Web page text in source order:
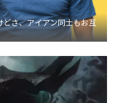
さ、アイアン同士もお互